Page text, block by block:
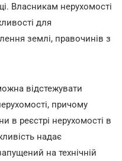
Власникам нерухомості
для
землі, правочинів з
відстежувати
причому
в реєстрі нерухомості в
надає
на технічній